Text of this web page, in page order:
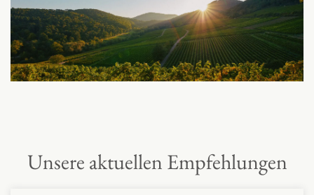
Unsere aktuellen Empfehlungen